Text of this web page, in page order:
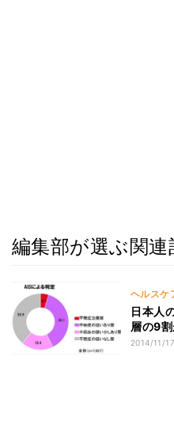
編集部が選ぶ関連
ヘルスケ
日本人
層の9
2014/11/